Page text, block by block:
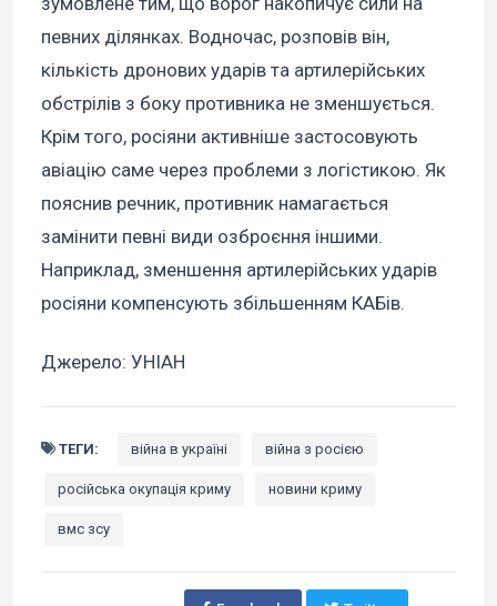
певних ділянках. Водночас, розповів він,
кількість дронових ударів та артилерійських
обстрілів з боку противника не зменшується.
Крім того, росіяни активніше застосовують
авіацію саме через проблеми з логістикою. Як
пояснив речник, противник намагається
замінити певні види озброєння іншими.
Наприклад, зменшення артилерійських ударів
росіяни компенсують збільшенням КАБів.
Джерело: УНІАН
ТЕГИ: війна в україні війна з росією
російська окупація криму новини криму
вмс зсу